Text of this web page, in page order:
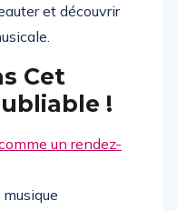
Une
et découvrir
Cet
un rendez-